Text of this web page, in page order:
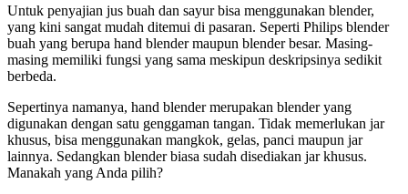
Untuk penyajian jus buah dan sayur bisa menggunakan blender,
yang kini sangat mudah ditemui di pasaran. Seperti Philips blender
buah yang berupa hand blender maupun blender besar. Masing-
masing memiliki fungsi yang sama meskipun deskripsinya sedikit
berbeda.
Sepertinya namanya, hand blender merupakan blender yang
digunakan dengan satu genggaman tangan. Tidak memerlukan jar
khusus, bisa menggunakan mangkok, gelas, panci maupun jar
lainnya. Sedangkan blender biasa sudah disediakan jar khusus.
Manakah yang Anda pilih?